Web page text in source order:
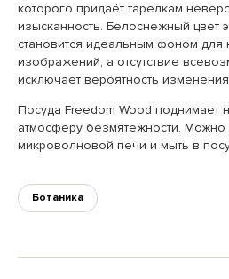
которого придаёт тарелкам
изысканность. Белоснежный цвет
становится идеальным фоном для
изображений, а отсутствие
исключает вероятность
Посуда Freedom Wood поднимает
атмосферу безмятежности. Можно
микроволновой печи и мыть в
Ботаника